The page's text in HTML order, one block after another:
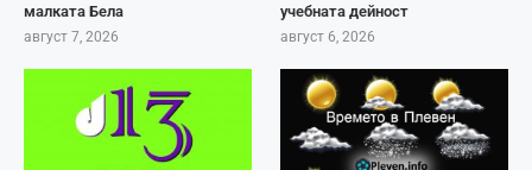
малката Бела
август 7, 2026
учебната дейност
август 6, 2026